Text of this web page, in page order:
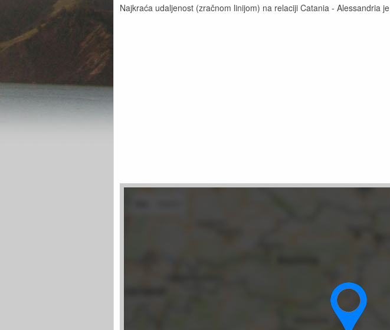
Najkraća udaljenost (zračnom linijom) na relaciji Catania - Alessandria je